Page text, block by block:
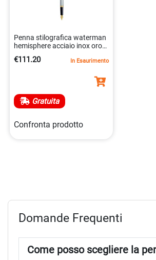
Penna stilografica waterman
hemisphere acciaio inox oro
23k blu 3501170920336
€111.20 In Esaurimento
Gratuita
Confronta prodotto
Domande Frequenti
Come posso scegliere la